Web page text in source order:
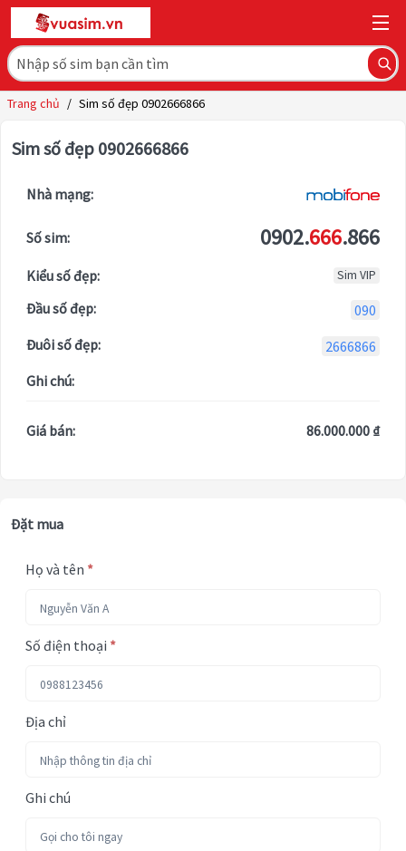
Trang chủ / Sim số đẹp 0902666866
Sim số đẹp 0902666866
Nhà mạng:
Số sim: 0902.666.866
Kiểu số đẹp: Sim VIP
Đầu số đẹp:
090
Đuôi số đẹp:
2666866
Ghi chú:
Giá bán: 86.000.000 ₫
Đặt mua
Họ và tên *
Số điện thoại *
Địa chỉ
Ghi chú